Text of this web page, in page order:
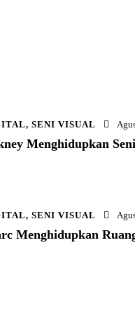
SENI VISUAL
Menghidupkan
SENI VISUAL
Menghidupkan